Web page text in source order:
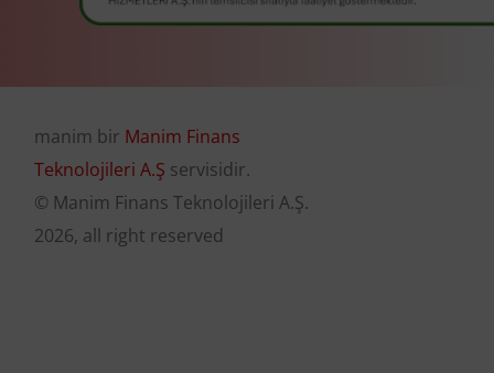
manim bir Manim Finans
Teknolojileri A.Ş servisidir.
© Manim Finans Teknolojileri A.Ş.
2026, all right reserved